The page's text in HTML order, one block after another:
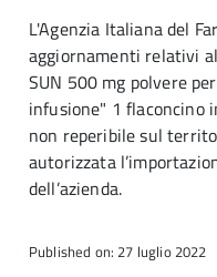
L'Agenzia Italiana del
aggiornamenti relativi
SUN 500 mg polvere
infusione" 1 flaconcino
non reperibile sul
autorizzata
dell’azienda.
Published on: 27 luglio 2022